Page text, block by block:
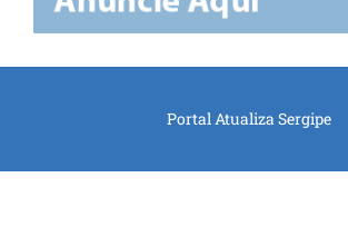
Portal Atualiza Sergipe